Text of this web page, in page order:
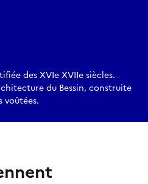
des XVIe XVIIe siècles.
du Bessin, construite
voûtées.